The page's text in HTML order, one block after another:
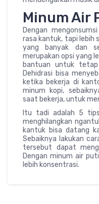
Minum Air
Dengan
rasa kantuk, tapi lebih
yang banyak dan
merupakan opsi yang
bantuan untuk tetap
Dehidrasi bisa
ketika bekerja di
minum kopi,
saat bekerja, untuk
Itu tadi adalah 5
menghilangkan
kantuk bisa datang
Sebaiknya lakukan
tersebut dapat
Dengan minum air
lebih konsentrasi.